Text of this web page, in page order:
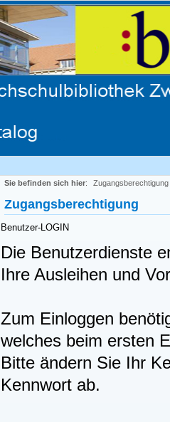
Sie befinden sich hier: Zugangsberechtigung
Zugangsberechtigung
Benutzer-LOGIN
Die Benutzerdienste
Ihre Ausleihen und
Zum Einloggen
welches beim ersten
Bitte ändern Sie Ihr
Kennwort ab.